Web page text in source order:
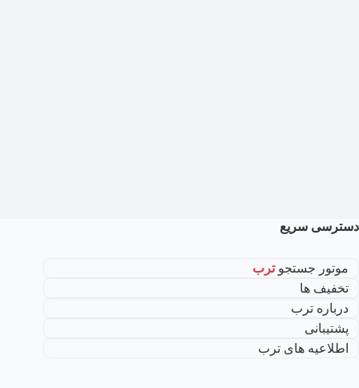
دسترسی سریع
موتور جستجوترب
تخفیف ها
درباره ترب
پشتیبانی
اطلاعیه های ترب